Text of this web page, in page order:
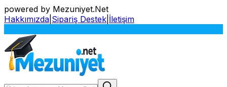
powered by Mezuniyet.Net
Hakkımızda Sipariş Destek İletişim